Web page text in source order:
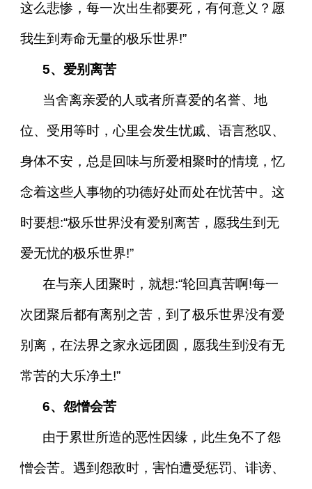
这么悲惨，每一次出生都要死，有何意义？愿
我生到寿命无量的极乐世界!”
5、爱别离苦
当舍离亲爱的人或者所喜爱的名誉、地
位、受用等时，心里会发生忧戚、语言愁叹、
身体不安，总是回味与所爱相聚时的情境，忆
念着这些人事物的功德好处而处在忧苦中。这
时要想:“极乐世界没有爱别离苦，愿我生到无
爱无忧的极乐世界!”
在与亲人团聚时，就想:“轮回真苦啊!每一
次团聚后都有离别之苦，到了极乐世界没有爱
别离，在法界之家永远团圆，愿我生到没有无
常苦的大乐净土!”
6、怨憎会苦
由于累世所造的恶性因缘，此生免不了怨
憎会苦。遇到怨敌时，害怕遭受惩罚、诽谤、